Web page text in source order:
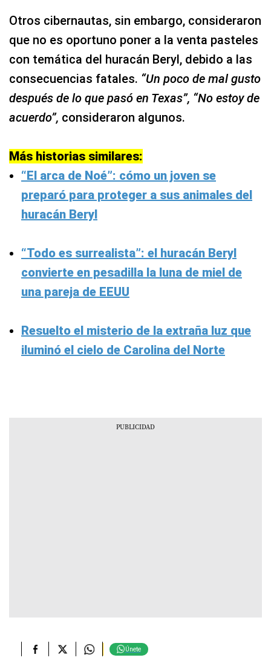
Otros cibernautas, sin embargo, consideraron
que no es oportuno poner a la venta pasteles
con temática del huracán Beryl, debido a las
consecuencias fatales. “Un poco de mal gusto
después de lo que pasó en Texas”, “No estoy de
acuerdo”, consideraron algunos.
Más historias similares:
“El arca de Noé”: cómo un joven se
preparó para proteger a sus animales del
huracán Beryl
“Todo es surrealista”: el huracán Beryl
convierte en pesadilla la luna de miel de
una pareja de EEUU
Resuelto el misterio de la extraña luz que
iluminó el cielo de Carolina del Norte
Únete